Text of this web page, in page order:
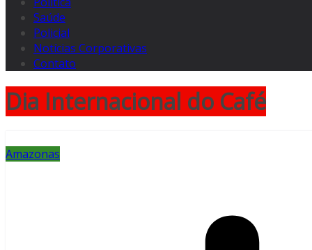
Saúde
Policial
Notícias Corporativas
Contato
Dia Internacional do Café
Amazonas